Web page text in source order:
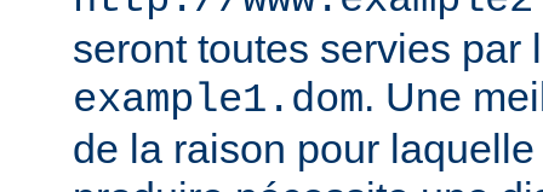
seront toutes servies par
example1.dom. Une
de la raison pour